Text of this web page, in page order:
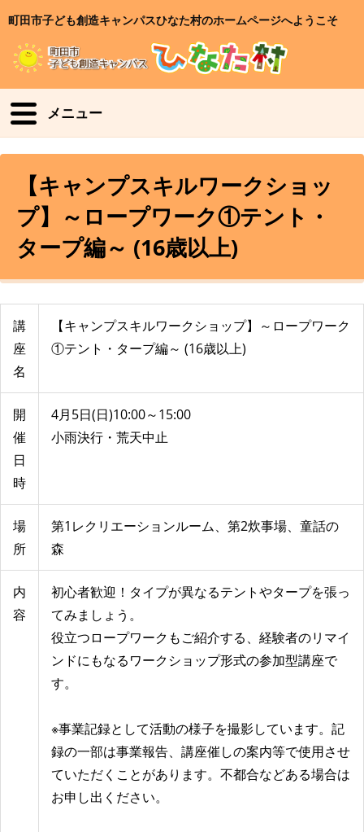
町田市子ども創造キャンパスひなた村のホームページへようこそ
メニュー
【キャンプスキルワークショッ
プ】～ロープワーク①テント・
タープ編～ (16歳以上)
講
座
名
【キャンプスキルワークショップ】～ロープワーク
①テント・タープ編～ (16歳以上)
開
催
日
時
4月5日(日)10:00～15:00
小雨決行・荒天中止
場
所
第1レクリエーションルーム、第2炊事場、童話の
森
内
容
初心者歓迎！タイプが異なるテントやタープを張っ
てみましょう。
役立つロープワークもご紹介する、経験者のリマイ
ンドにもなるワークショップ形式の参加型講座で
す。
※事業記録として活動の様子を撮影しています。記
録の一部は事業報告、講座催しの案内等で使用させ
ていただくことがあります。不都合などある場合は
お申し出ください。